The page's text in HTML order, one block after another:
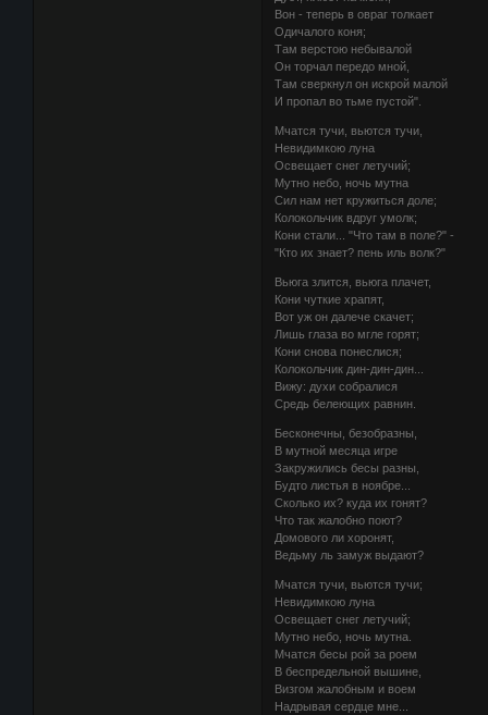
Вон - теперь в овраг толкает
Одичалого коня;
Там верстою небывалой
Он торчал передо мной,
Там сверкнул он искрой малой
И пропал во тьме пустой".
Мчатся тучи, вьются тучи,
Невидимкою луна
Освещает снег летучий;
Мутно небо, ночь мутна
Сил нам нет кружиться доле;
Колокольчик вдруг умолк;
Кони стали... "Что там в поле?" -
"Кто их знает? пень иль волк?"
Вьюга злится, вьюга плачет,
Кони чуткие храпят,
Вот уж он далече скачет;
Лишь глаза во мгле горят;
Кони снова понеслися;
Колокольчик дин-дин-дин...
Вижу: духи собралися
Средь белеющих равнин.
Бесконечны, безобразны,
В мутной месяца игре
Закружились бесы разны,
Будто листья в ноябре...
Сколько их? куда их гонят?
Что так жалобно поют?
Домового ли хоронят,
Ведьму ль замуж выдают?
Мчатся тучи, вьются тучи;
Невидимкою луна
Освещает снег летучий;
Мутно небо, ночь мутна.
Мчатся бесы рой за роем
В беспредельной вышине,
Визгом жалобным и воем
Надрывая сердце мне...